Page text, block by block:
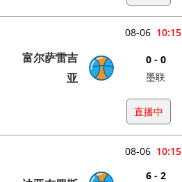
10:15
08-06
富尔萨雷吉
亚
0 - 0
墨联
直播中
10:15
08-06
6 - 2